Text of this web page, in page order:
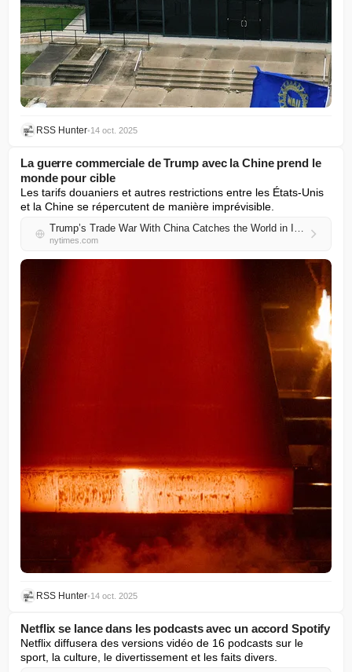
RSS Hunter•14 oct. 2025
La guerre commerciale de Trump avec la Chine prend le
monde pour cible
Les tarifs douaniers et autres restrictions entre les États-Unis
et la Chine se répercutent de manière imprévisible.
Trump’s Trade War With China Catches the World in Its Crossfire
nytimes.com
RSS Hunter•14 oct. 2025
Netflix se lance dans les podcasts avec un accord Spotify
Netflix diffusera des versions vidéo de 16 podcasts sur le
sport, la culture, le divertissement et les faits divers.